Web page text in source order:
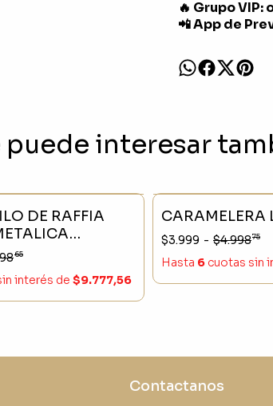
🔥 Grupo
📲 App de
puede interesar
- 25 %
DE RAFFIA
65
interés de $9.777,56
SIN STOCK
CARAMELERA
$3.999 - $4.99875
Hasta 6 cuotas sin
Contactanos